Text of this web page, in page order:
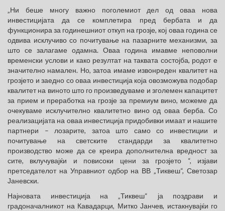
„Ни беше многу важно поголемиот дел од оваа нова
инвестицијата да се комплетира пред бербата и да
функционира за годинешниот откуп на грозје, кој оваа година се
одвива исклучиво со почитување на пазарните механизми, за
што се залагаме одамна. Оваа година имавме неповолни
временски услови и како резултат на таквата состојба, родот е
значително намален. Но, затоа имаме извонреден квалитет на
грозјето и заедно со оваа инвестиција која овозможува подобар
квалитет на виното што го произведуваме и зголемен капацитет
за прием и преработка на грозје за премиум вино, можеме да
очекуваме исклучително квалитетно вино од оваа берба. Со
реализацијата на оваа инвестиција придобивки имаат и нашите
партнери – лозарите, затоа што само со инвестиции и
почитување на светските стандарди за квалитетно
производство може да се креира дополнителна вредност за
сите, вклучувајќи и повисоки цени за грозјето “, изјави
претседателот на Управниот одбор на ВВ „Тиквеш“, Светозар
Јаневски.
Најновата инвестиција на „Тиквеш“ ја поздрави и
градоначалникот на Кавадарци, Митко Јанчев, истакнувајќи го